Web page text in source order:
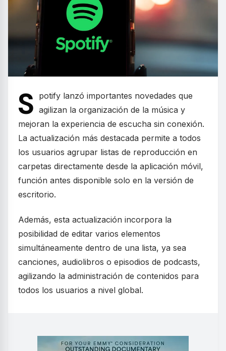
S potify lanzó importantes novedades que
agilizan la organización de la música y
mejoran la experiencia de escucha sin conexión.
La actualización más destacada permite a todos
los usuarios agrupar listas de reproducción en
carpetas directamente desde la aplicación móvil,
función antes disponible solo en la versión de
escritorio.
Además, esta actualización incorpora la
posibilidad de editar varios elementos
simultáneamente dentro de una lista, ya sea
canciones, audiolibros o episodios de podcasts,
agilizando la administración de contenidos para
todos los usuarios a nivel global.